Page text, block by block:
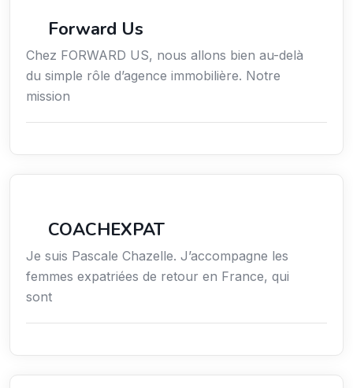
Forward Us
Chez FORWARD US, nous allons bien au-delà
du simple rôle d’agence immobilière. Notre
mission
COACHEXPAT
Je suis Pascale Chazelle. J’accompagne les
femmes expatriées de retour en France, qui
sont